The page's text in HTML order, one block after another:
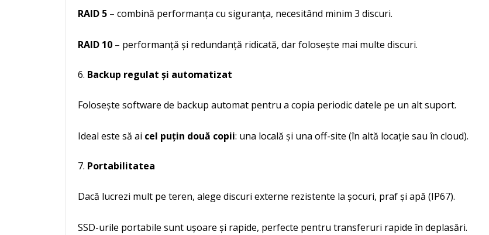
RAID 5 – combină performanța cu siguranța, necesitând minim 3 discuri.
RAID 10 – performanță și redundanță ridicată, dar folosește mai multe discuri.
Backup regulat și automatizat
Folosește software de backup automat pentru a copia periodic datele pe un alt suport.
Ideal este să ai cel puțin două copii: una locală și una off-site (în altă locație sau în cloud).
Portabilitatea
Dacă lucrezi mult pe teren, alege discuri externe rezistente la șocuri, praf și apă (IP67).
SSD-urile portabile sunt ușoare și rapide, perfecte pentru transferuri rapide în deplasări.